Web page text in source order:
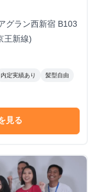
グラン西新宿 B103
王新線)
内定実績あり 髪型自由
見る